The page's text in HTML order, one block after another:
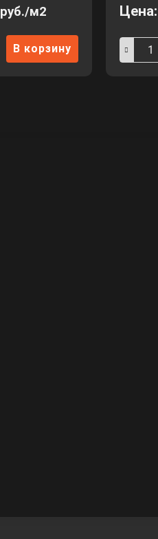
руб./м2
В корзину
Цена: